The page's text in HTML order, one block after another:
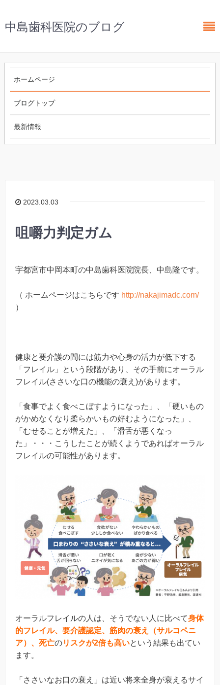
中島歯科医院のブログ
ホームページ
ブログトップ
最新情報
2023.03.03
咀嚼力判定ガム
宇都宮市中岡本町の中島歯科医院院長、中島隆です。
（ ホームページはこちらです http://nakajimadc.com/
）
健康と要介護の間には筋力や心身の活力が低下する
「フレイル」という段階があり、その手前にオーラル
フレイル(ささいな口の機能の衰え)があります。
「食事でよく食べこぼすようになった」、「硬いもの
がかめなくなり柔らかいもの好むようになった」、
「むせることが増えた」、「滑舌が悪くなっ
た」・・・こうしたことが続くようであればオーラル
フレイルの可能性があります。
オーラルフレイルの人は、そうでない人に比べて身体
的フレイル、要介護認定、筋肉の衰え（サルコペニ
ア）、死亡のリスクが2倍も高いという結果も出てい
ます。
「ささいなお口の衰え」は近い将来全身が衰えるサイ